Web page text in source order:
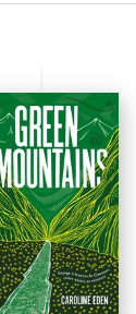
PAGES
: 03/12/2025
CHEFS ET
Grand
François Piège